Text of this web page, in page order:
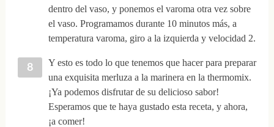
dentro del vaso, y ponemos el varoma otra vez sobre
el vaso. Programamos durante 10 minutos más, a
temperatura varoma, giro a la izquierda y velocidad 2.
Y esto es todo lo que tenemos que hacer para preparar
una exquisita merluza a la marinera en la thermomix.
¡Ya podemos disfrutar de su delicioso sabor!
Esperamos que te haya gustado esta receta, y ahora,
¡a comer!